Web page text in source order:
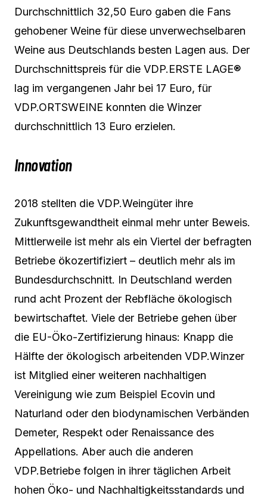
Durchschnittlich 32,50 Euro gaben die Fans
gehobener Weine für diese unverwechselbaren
Weine aus Deutschlands besten Lagen aus. Der
Durchschnittspreis für die VDP.ERSTE LAGE®
lag im vergangenen Jahr bei 17 Euro, für
VDP.ORTSWEINE konnten die Winzer
durchschnittlich 13 Euro erzielen.
Innovation
2018 stellten die VDP.Weingüter ihre
Zukunftsgewandtheit einmal mehr unter Beweis.
Mittlerweile ist mehr als ein Viertel der befragten
Betriebe ökozertifiziert – deutlich mehr als im
Bundesdurchschnitt. In Deutschland werden
rund acht Prozent der Rebfläche ökologisch
bewirtschaftet. Viele der Betriebe gehen über
die EU-Öko-Zertifizierung hinaus: Knapp die
Hälfte der ökologisch arbeitenden VDP.Winzer
ist Mitglied einer weiteren nachhaltigen
Vereinigung wie zum Beispiel Ecovin und
Naturland oder den biodynamischen Verbänden
Demeter, Respekt oder Renaissance des
Appellations. Aber auch die anderen
VDP.Betriebe folgen in ihrer täglichen Arbeit
hohen Öko- und Nachhaltigkeitsstandards und